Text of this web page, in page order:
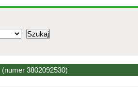
(numer 3802092530)